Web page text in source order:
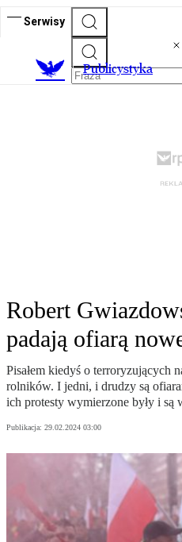
Serwisy
Publicystyka
Robert
padają ofiarą
Pisałem kiedyś o terroryzujących
rolników. I jedni, i drudzy są
ich protesty wymierzone były i są
Publikacja: 29.02.2024 03:00